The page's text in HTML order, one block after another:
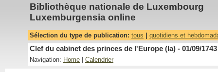
Bibliothèque nationale de Luxembourg
Luxemburgensia online
Sélection du type de publication: tous quotidiens et
Clef du cabinet des princes de l'Europe (la) - 01/09/1743
Navigation: Home Calendrier